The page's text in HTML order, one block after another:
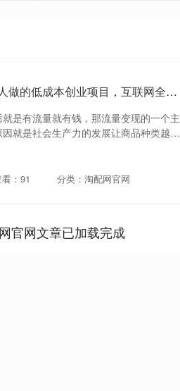
精选期货配资 2025年适合普通人做的低成本创业项目，互联网全媒体广告代理 月利润15万+
是有流量就有钱，那流量变现的一个主
就是社会生产力的发展让商品种类越来
：91 分类：淘配网官网
官网文章已加载完成